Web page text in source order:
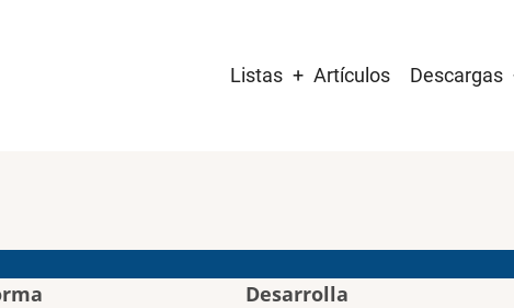
navigation
Listas Artículos Descargas
Desarrolla